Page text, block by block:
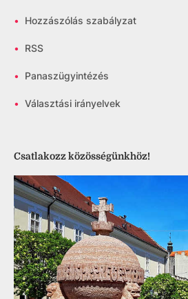
• Hozzászólás szabályzat
• RSS
• Panaszügyintézés
• Választási irányelvek
Csatlakozz közösségünkhöz!